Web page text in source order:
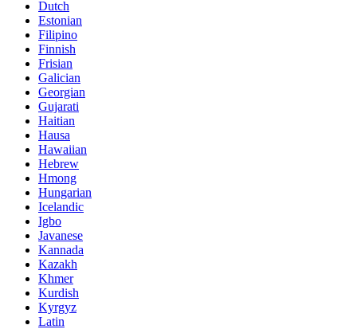
Dutch
Estonian
Filipino
Finnish
Frisian
Galician
Georgian
Gujarati
Haitian
Hausa
Hawaiian
Hebrew
Hmong
Hungarian
Icelandic
Igbo
Javanese
Kannada
Kazakh
Khmer
Kurdish
Kyrgyz
Latin